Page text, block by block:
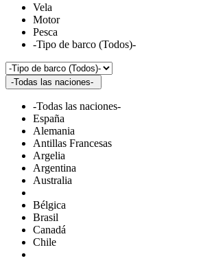
Vela
Motor
Pesca
-Tipo de barco (Todos)-
-Todas las naciones-
-Todas las naciones-
España
Alemania
Antillas Francesas
Argelia
Argentina
Australia
Bélgica
Brasil
Canadá
Chile